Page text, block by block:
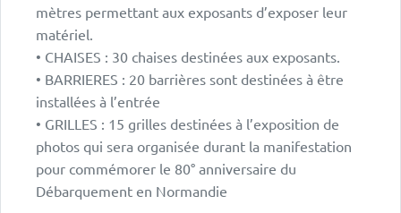
mètres permettant aux exposants d’exposer leur
matériel.
• CHAISES : 30 chaises destinées aux exposants.
• BARRIERES : 20 barrières sont destinées à être
installées à l’entrée
• GRILLES : 15 grilles destinées à l’exposition de
photos qui sera organisée durant la manifestation
pour commémorer le 80° anniversaire du
Débarquement en Normandie